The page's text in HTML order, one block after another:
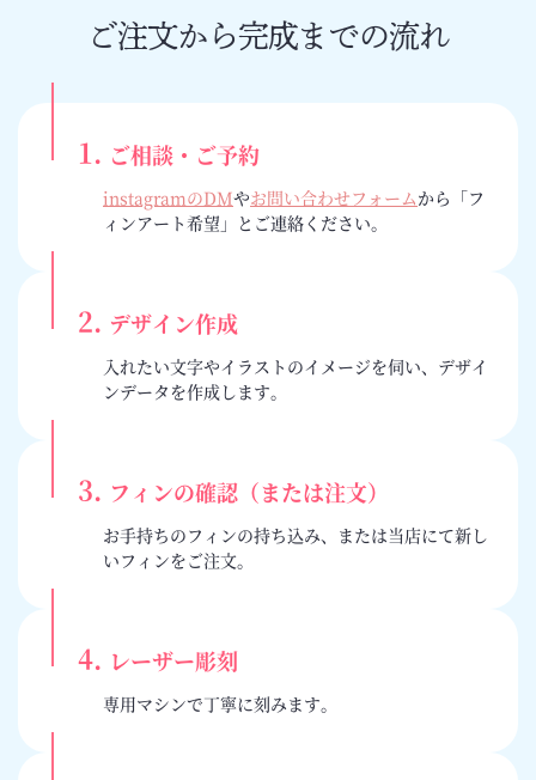
ご注文から完成までの流れ
1. ご相談・ご予約
instagramのDMやお問い合わせフォームから「フ
ィンアート希望」とご連絡ください。
2. デザイン作成
入れたい文字やイラストのイメージを伺い、デザイ
ンデータを作成します。
3. フィンの確認（または注文）
お手持ちのフィンの持ち込み、または当店にて新し
いフィンをご注文。
4. レーザー彫刻
専用マシンで丁寧に刻みます。